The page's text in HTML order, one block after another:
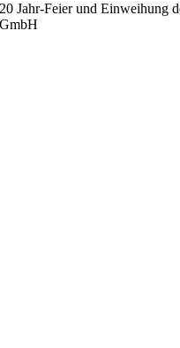
20 Jahr-Feier und Einweihung
GmbH